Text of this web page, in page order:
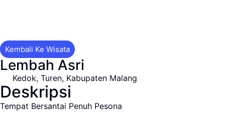
Kembali Ke Wisata
Lembah Asri
Kedok, Turen, Kabupaten Malang
Deskripsi
Tempat Bersantai Penuh Pesona